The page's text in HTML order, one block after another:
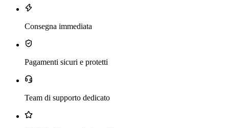
Consegna immediata
Pagamenti sicuri e protetti
Team di supporto dedicato